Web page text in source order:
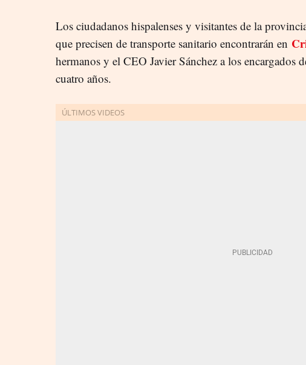
Los ciudadanos hispalenses y visitantes de la
que precisen de transporte sanitario encontrarán en
hermanos y el CEO Javier Sánchez a los encargados
cuatro años.